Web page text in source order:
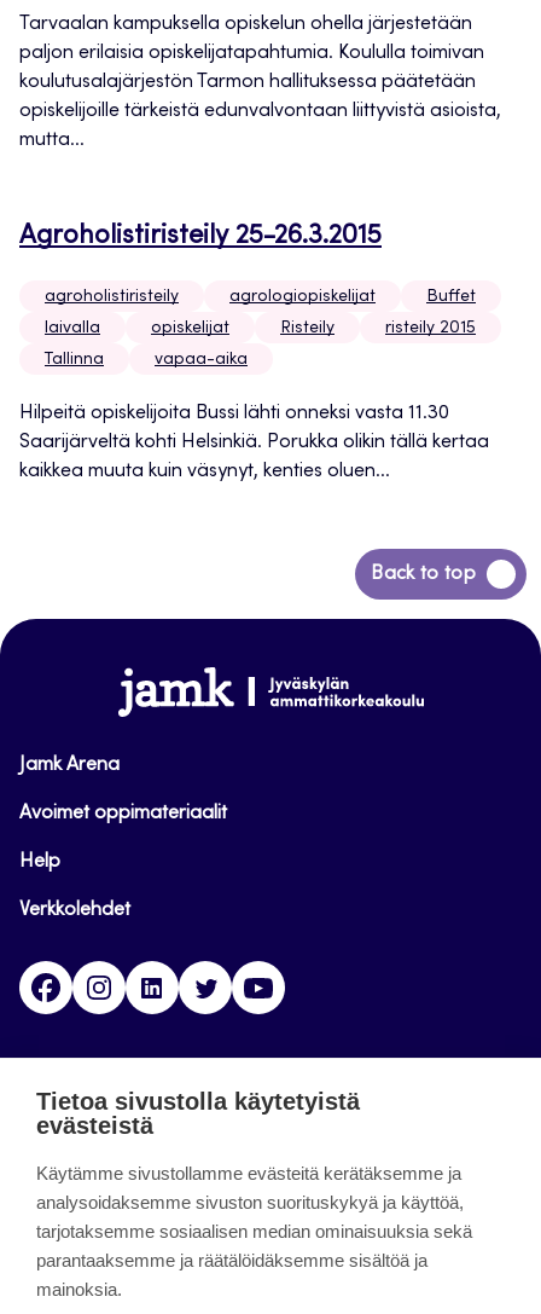
Tarvaalan kampuksella opiskelun ohella järjestetään
paljon erilaisia opiskelijatapahtumia. Koululla toimivan
koulutusalajärjestön Tarmon hallituksessa päätetään
opiskelijoille tärkeistä edunvalvontaan liittyvistä asioista,
mutta...
Agroholistiristeily 25-26.3.2015
agroholistiristeily agrologiopiskelijat
Buffet
laivalla
opiskelijat Risteily
risteily 2015
Tallinna
vapaa-aika
Hilpeitä opiskelijoita Bussi lähti onneksi vasta 11.30
Saarijärveltä kohti Helsinkiä. Porukka olikin tällä kertaa
kaikkea muuta kuin väsynyt, kenties oluen...
Back to top
Siirry
takaisin
www.jamk.fi
Jamk Arena
Avoimet oppimateriaalit
Help
Verkkolehdet
FacebookInstagramLinkedinTwitter
päättynyt 11.9.2023.
About the site
Käyttöehdot
Tietoa sivustolla käytetyistä
evästeistä
Käytämme sivustollamme evästeitä kerätäksemme ja
analysoidaksemme sivuston suorituskykyä ja käyttöä,
tarjotaksemme sosiaalisen median ominaisuuksia sekä
parantaaksemme ja räätälöidäksemme sisältöä ja
mainoksia.